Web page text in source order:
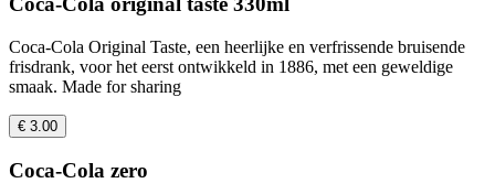
Coca-Cola Original Taste, een heerlijke en verfrissende bruisende
frisdrank, voor het eerst ontwikkeld in 1886, met een geweldige
smaak. Made for sharing
€ 3.00
Coca-Cola zero